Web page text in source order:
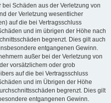
Schäden aus der Verletzung von
der Verletzung wesentlicher
auf die bei Vertragsschluss
und im übrigen der Höhe nach
begrenzt. Dies gilt auch
entgangenen Gewinn.
außer bei der Verletzung von
vorsätzlichem oder grob
auf die bei Vertragsschluss
und im Übrigen der Höhe
begrenzt. Dies gilt
entgangenen Gewinn.